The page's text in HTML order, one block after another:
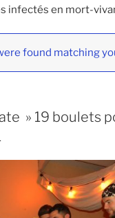
infectés en mort-
found matching
» 19 boulets